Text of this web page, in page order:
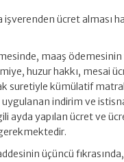
işverenden ücret alması
maaş ödemesinin
huzur hakkı, mesai
suretiyle kümülatif
indirim ve
ayda yapılan ücret ve
üçüncü